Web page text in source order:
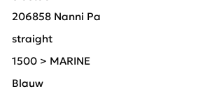
206858 Nanni Pa
straight
1500 > MARINE
Blauw